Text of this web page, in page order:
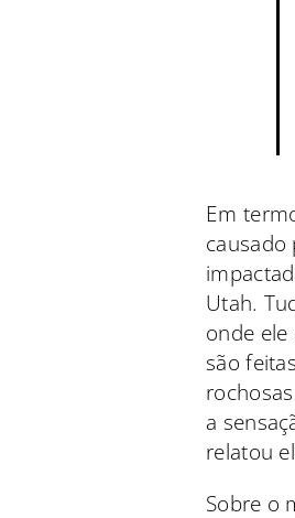
Em
causado
Utah.
onde ele
são
a
relatou
Sobre o